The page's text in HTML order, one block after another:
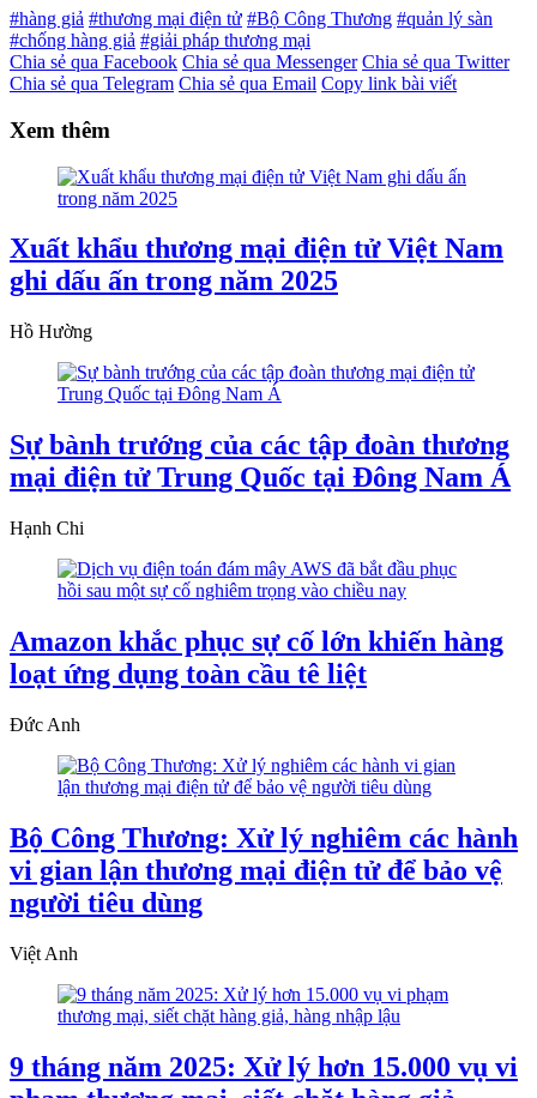
#hàng giả #thương mại điện tử #Bộ Công Thương #quản lý sàn
#chống hàng giả #giải pháp thương mại
Chia sẻ qua Facebook Chia sẻ qua Messenger Chia sẻ qua Twitter
Chia sẻ qua Telegram Chia sẻ qua Email Copy link bài viết
Xem thêm
Xuất khẩu thương mại điện tử Việt Nam
ghi dấu ấn trong năm 2025
Hồ Hường
Sự bành trướng của các tập đoàn thương
mại điện tử Trung Quốc tại Đông Nam Á
Hạnh Chi
Amazon khắc phục sự cố lớn khiến hàng
loạt ứng dụng toàn cầu tê liệt
Đức Anh
Bộ Công Thương: Xử lý nghiêm các hành
vi gian lận thương mại điện tử để bảo vệ
người tiêu dùng
Việt Anh
9 tháng năm 2025: Xử lý hơn 15.000 vụ vi